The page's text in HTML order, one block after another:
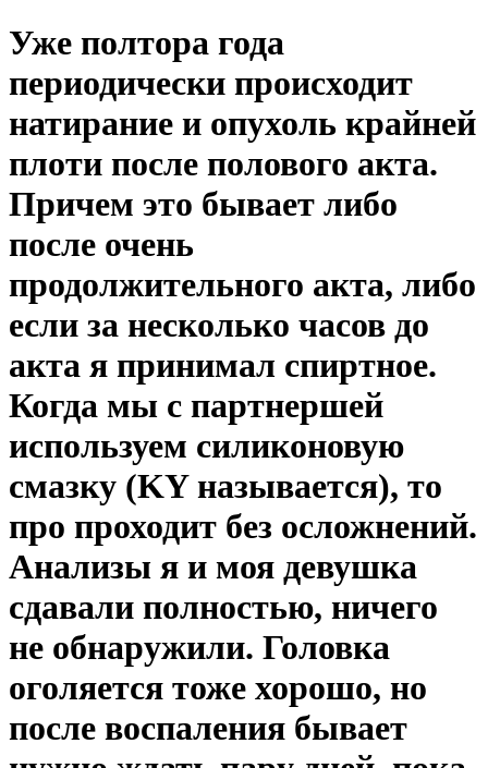
Уже полтора года
периодически происходит
натирание и опухоль крайней
плоти после полового акта.
Причем это бывает либо
после очень
продолжительного акта, либо
если за несколько часов до
акта я принимал спиртное.
Когда мы с партнершей
используем силиконовую
смазку (KY называется), то
про проходит без осложнений.
Анализы я и моя девушка
сдавали полностью, ничего
не обнаружили. Головка
оголяется тоже хорошо, но
после воспаления бывает